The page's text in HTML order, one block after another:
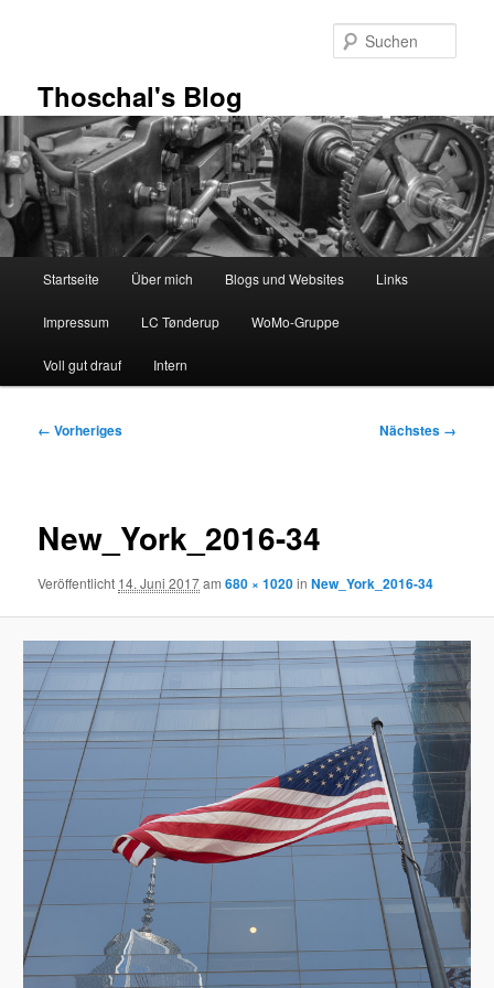
Thoschal's Blog
Startseite Über mich Blogs und Websites Links
Impressum LC Tønderup WoMo-Gruppe
Voll gut drauf Intern
Bilder-
← Vorheriges Nächstes →
New_York_2016-34
Veröffentlicht 14. Juni 2017am680 × 1020inNew_York_2016-34